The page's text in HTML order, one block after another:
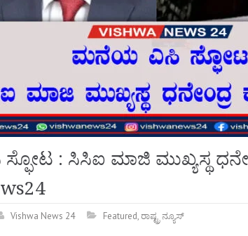
: ಸಿಸಿಐ ಮಾಜಿ ಮುಖ್ಯಸ್ಥ
Vishwa News 24 Featured,ರಾಷ್ಟ್ರ ನ್ಯೂಸ್